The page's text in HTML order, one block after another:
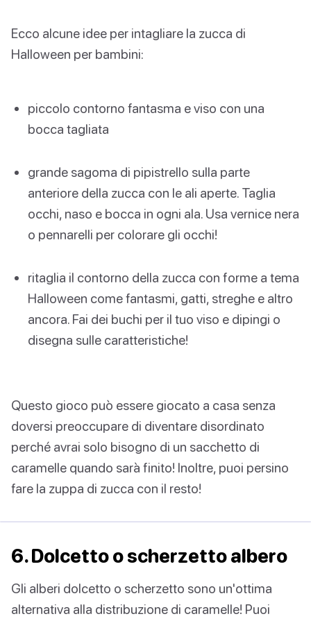
Ecco alcune idee per intagliare la zucca di
Halloween per bambini:
piccolo contorno fantasma e viso con una
bocca tagliata
grande sagoma di pipistrello sulla parte
anteriore della zucca con le ali aperte. Taglia
occhi, naso e bocca in ogni ala. Usa vernice nera
o pennarelli per colorare gli occhi!
ritaglia il contorno della zucca con forme a tema
Halloween come fantasmi, gatti, streghe e altro
ancora. Fai dei buchi per il tuo viso e dipingi o
disegna sulle caratteristiche!
Questo gioco può essere giocato a casa senza
doversi preoccupare di diventare disordinato
perché avrai solo bisogno di un sacchetto di
caramelle quando sarà finito! Inoltre, puoi persino
fare la zuppa di zucca con il resto!
6. Dolcetto o scherzetto albero
Gli alberi dolcetto o scherzetto sono un'ottima
alternativa alla distribuzione di caramelle! Puoi